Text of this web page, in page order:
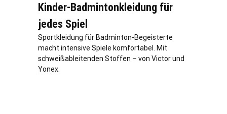
Kinder-Badmintonkleidung für
jedes Spiel
Sportkleidung für Badminton-Begeisterte
macht intensive Spiele komfortabel. Mit
schweißableitenden Stoffen – von Victor und
Yonex.